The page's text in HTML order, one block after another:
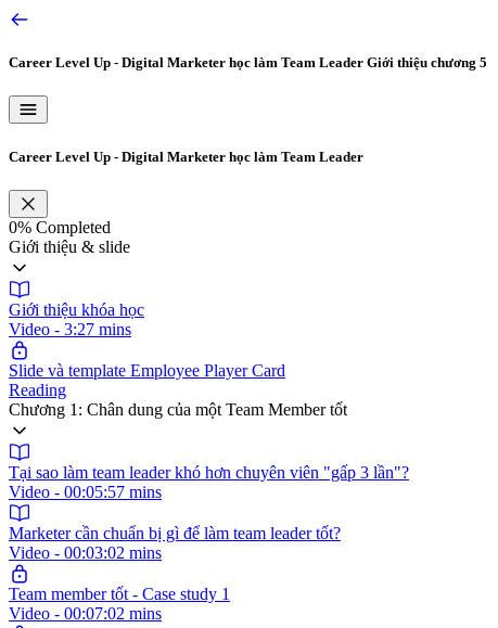
Career Level Up - Digital Marketer học làm Team Leader Giới thiệu chương 5
Career Level Up - Digital Marketer học làm Team Leader
0% Completed
Giới thiệu & slide
Giới thiệu khóa học
Video - 3:27 mins
Slide và template Employee Player Card
Reading
Chương 1: Chân dung của một Team Member tốt
Tại sao làm team leader khó hơn chuyên viên "gấp 3 lần"?
Video - 00:05:57 mins
Marketer cần chuẩn bị gì để làm team leader tốt?
Video - 00:03:02 mins
Team member tốt - Case study 1
Video - 00:07:02 mins